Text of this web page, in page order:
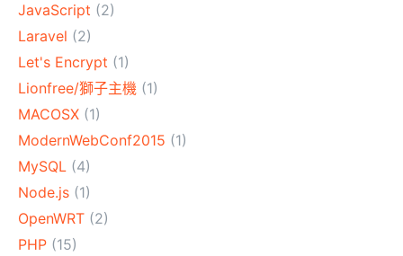
JavaScript (2)
Laravel (2)
Let's Encrypt (1)
Lionfree/獅子主機 (1)
MACOSX (1)
ModernWebConf2015 (1)
MySQL (4)
Node.js (1)
OpenWRT (2)
PHP (15)